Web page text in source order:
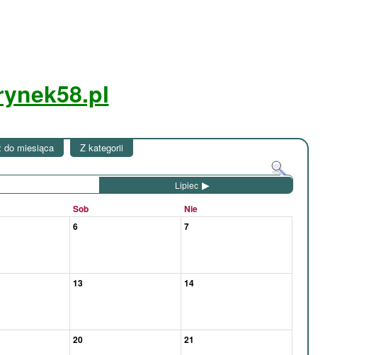
do miesiąca Z kategorii
Lipiec
Sob
Nie
6 7
13 14
20 21